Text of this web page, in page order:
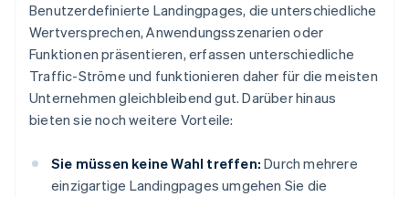
Benutzerdefinierte Landingpages, die unterschiedliche
Wertversprechen, Anwendungsszenarien oder
Funktionen präsentieren, erfassen unterschiedliche
Traffic-Ströme und funktionieren daher für die meisten
Unternehmen gleichbleibend gut. Darüber hinaus
bieten sie noch weitere Vorteile:
Sie müssen keine Wahl treffen: Durch mehrere
einzigartige Landingpages umgehen Sie die